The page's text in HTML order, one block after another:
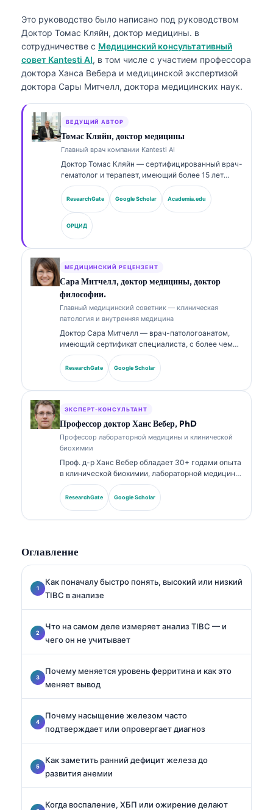
Это руководство было написано под руководством
Доктор Томас Кляйн, доктор медицины. в
сотрудничестве с Медицинский консультативный
совет Kantesti AI, в том числе с участием профессора
доктора Ханса Вебера и медицинской экспертизой
доктора Сары Митчелл, доктора медицинских наук.
ВЕДУЩИЙ АВТОР
Томас Кляйн, доктор медицины
Главный врач компании Kantesti AI
Доктор Томас Кляйн — сертифицированный врач-
гематолог и терапевт, имеющий более 15 лет
опыта в лабораторной медицине и клиническом
анализе с помощью ИИ. В качестве главного
врача (Chief Medical Officer) в Kantesti AI он
осуществляет клинический надзор за
медицинской точностью запатентованной
нейронной сети. Доктор Кляйн широко
публиковался по вопросам интерпретации
биомаркеров и лабораторной диагностики по
темам лабораторной медицины.
ResearchGate Google Scholar Academia.edu
ОРЦИД
МЕДИЦИНСКИЙ РЕЦЕНЗЕНТ
Сара Митчелл, доктор медицины, доктор
философии.
Главный медицинский советник — клиническая
патология и внутренняя медицина
Доктор Сара Митчелл — врач-патологоанатом,
имеющий сертификат специалиста, с более чем
18-летним опытом в лабораторной медицине и
диагностическом анализе. Она имеет профильные
сертификаты по клинической химии и широко
ResearchGate Google Scholar
ЭКСПЕРТ-КОНСУЛЬТАНТ
Профессор доктор Ханс Вебер, PhD
Профессор лабораторной медицины и клинической
биохимии
Проф. д-р Ханс Вебер обладает 30+ годами опыта
в клинической биохимии, лабораторной медицине
и исследованиях биомаркеров. Бывший президент
Немецкого общества клинической химии, он
специализируется на анализе диагностических
ResearchGate Google Scholar
Оглавление
Как поначалу быстро понять, высокий или низкий
TIBC в анализе
Что на самом деле измеряет анализ TIBC — и
чего он не учитывает
Почему меняется уровень ферритина и как это
меняет вывод
Почему насыщение железом часто
подтверждает или опровергает диагноз
Как заметить ранний дефицит железа до
развития анемии
Когда воспаление, ХБП или ожирение делают